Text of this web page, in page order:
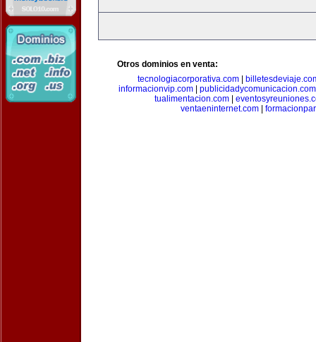
Otros dominios en venta:
tecnologiacorporativa.com|
informacionvip.com| publicidadycomunicacion.com
tualimentacion.com
ventaeninternet.com|